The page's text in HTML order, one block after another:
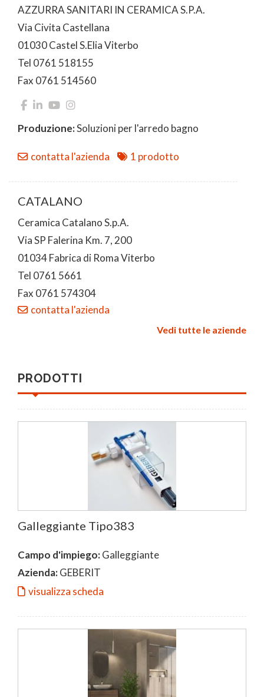
AZZURRA SANITARI IN CERAMICA S.P.A.
Via Civita Castellana
01030 Castel S.Elia Viterbo
Tel 0761 518155
Fax 0761 514560
Produzione:Soluzioni per l'arredo bagno
contatta l'azienda 1 prodotto
CATALANO
Ceramica Catalano S.p.A.
Via SP Falerina Km. 7, 200
01034 Fabrica di Roma Viterbo
Tel 0761 5661
Fax 0761 574304
contatta l'azienda
Vedi tutte le aziende
PRODOTTI
Galleggiante Tipo383
Campo d'impiego:Galleggiante
Azienda:GEBERIT
visualizza scheda